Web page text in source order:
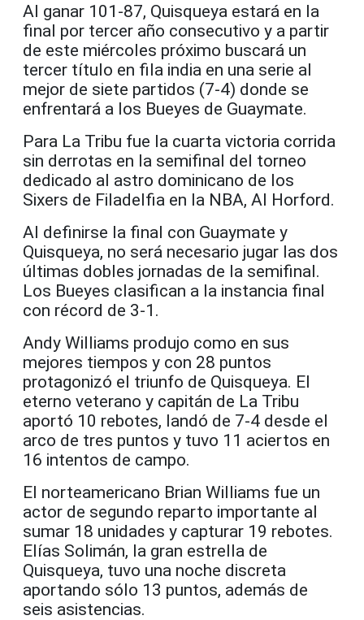
Al ganar 101-87, Quisqueya estará en la
final por tercer año consecutivo y a partir
de este miércoles próximo buscará un
tercer título en fila india en una serie al
mejor de siete partidos (7-4) donde se
enfrentará a los Bueyes de Guaymate.
Para La Tribu fue la cuarta victoria corrida
sin derrotas en la semifinal del torneo
dedicado al astro dominicano de los
Sixers de Filadelfia en la NBA, Al Horford.
Al definirse la final con Guaymate y
Quisqueya, no será necesario jugar las dos
últimas dobles jornadas de la semifinal.
Los Bueyes clasifican a la instancia final
con récord de 3-1.
Andy Williams produjo como en sus
mejores tiempos y con 28 puntos
protagonizó el triunfo de Quisqueya. El
eterno veterano y capitán de La Tribu
aportó 10 rebotes, landó de 7-4 desde el
arco de tres puntos y tuvo 11 aciertos en
16 intentos de campo.
El norteamericano Brian Williams fue un
actor de segundo reparto importante al
sumar 18 unidades y capturar 19 rebotes.
Elías Solimán, la gran estrella de
Quisqueya, tuvo una noche discreta
aportando sólo 13 puntos, además de
seis asistencias.